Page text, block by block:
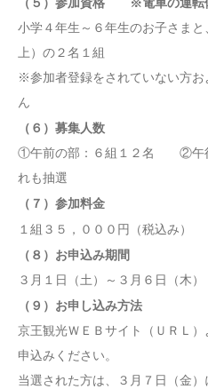
小学４年生～６年生のお子さま
上）の２名１組
※参加者登録をされていない方
ん
（６）募集人数
①午前の部：６組１２名 ②
れも抽選
（７）参加料金
１組３５，０００円（税込み）
（８）お申込み期間
３月１日（土）～３月６日（木）
（９）お申し込み方法
京王観光ＷＥＢサイト（ＵＲＬ
申込みください。
当選された方は、３月７日（金